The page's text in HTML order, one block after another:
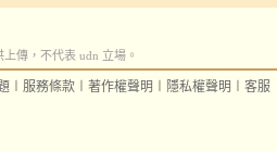
傳，不代表 udn 立場。
服務條款 著作權聲明 隱私權聲明 客服